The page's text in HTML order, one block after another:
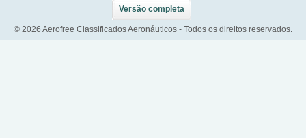
Versão completa
© 2026 Aerofree Classificados Aeronáuticos - Todos os direitos reservados.